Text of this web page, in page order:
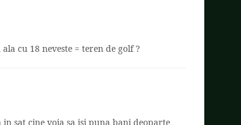
cu 18 neveste = teren de golf ?
in sat cine voia sa isi puna bani deoparte